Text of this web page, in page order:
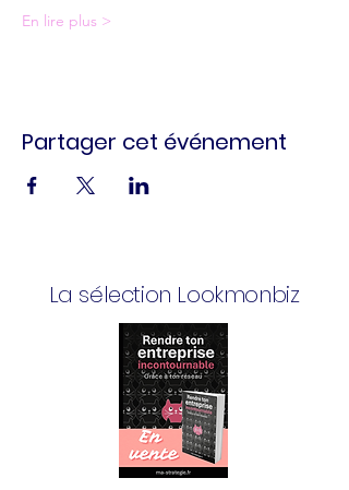
En lire plus >
Partager cet événement
La sélection Lookmonbiz